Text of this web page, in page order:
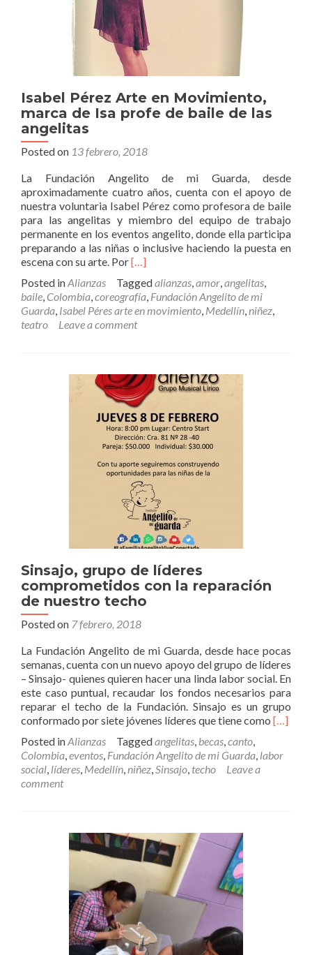
Isabel Pérez Arte en Movimiento,
marca de Isa profe de baile de las
angelitas
Posted on 13 febrero, 2018
La Fundación Angelito de mi Guarda, desde
aproximadamente cuatro años, cuenta con el apoyo de
nuestra voluntaria Isabel Pérez como profesora de baile
para las angelitas y miembro del equipo de trabajo
permanente en los eventos angelito, donde ella participa
preparando a las niñas o inclusive haciendo la puesta en
escena con su arte. PorRead
about
Isabel
Pérez
Arte
marca
de
Isa
profe
de
baile
las
angelitas
[…]
Posted inAlianzas Taggedalianzas,amor,angelitas,
baile, Colombia,coreografía, Fundación Angelito de mi
Guarda, Isabel Péres arte en movimiento, Medellín,niñez,
teatro
Leave a comment
Sinsajo, grupo de líderes
comprometidos con la reparación
de nuestro techo
Posted on 7 febrero, 2018
La Fundación Angelito de mi Guarda, desde hace pocas
semanas, cuenta con un nuevo apoyo del grupo de líderes
– Sinsajo- quienes quieren hacer una linda labor social. En
este caso puntual, recaudar los fondos necesarios para
reparar el techo de la Fundación. Sinsajo es un grupo
conformado por siete jóvenes líderes que tiene como Read
Sinsajo,
[…]
Posted inAlianzas Taggedangelitas, becas,canto,
Colombia,eventos, Fundación Angelito de mi Guarda, labor
social, líderes, Medellín,niñez,Sinsajo, techo
Leave a
comment